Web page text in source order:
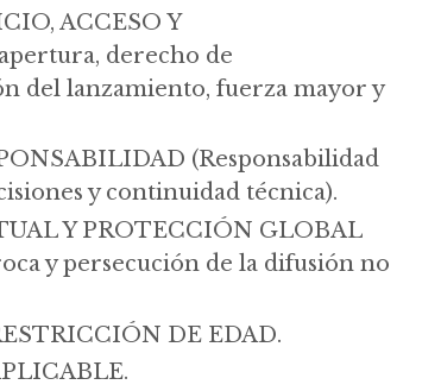
ACCESO Y
derecho de
del lanzamiento, fuerza mayor y
(Responsabilidad
y continuidad técnica).
Y PROTECCIÓN GLOBAL
y persecución de la difusión no
DE EDAD.